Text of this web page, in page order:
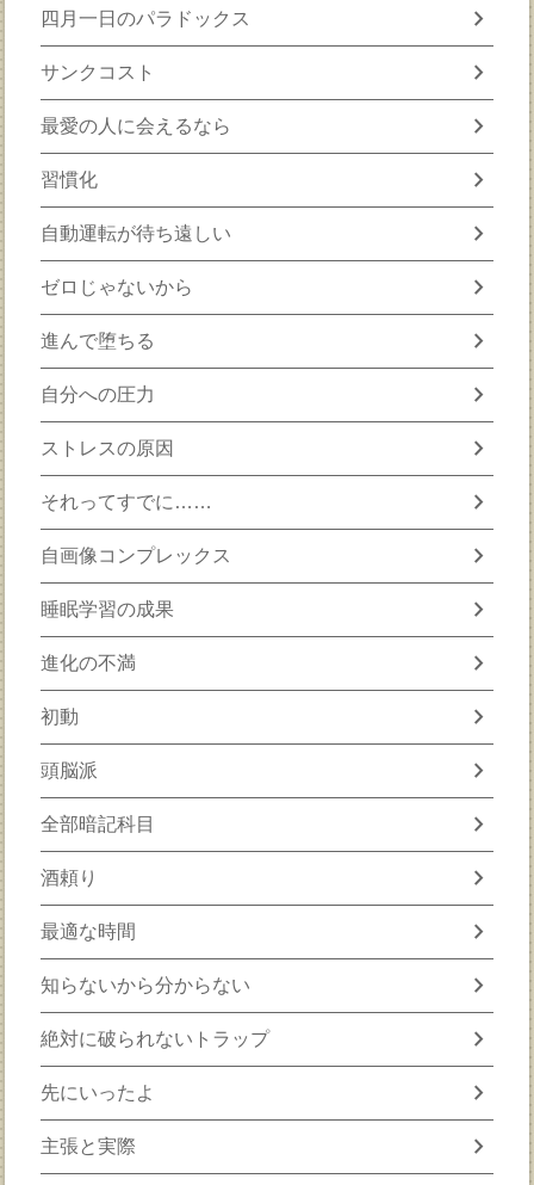
四月一日のパラドックス chevron_right
サンクコスト chevron_right
最愛の人に会えるなら chevron_right
習慣化 chevron_right
自動運転が待ち遠しい chevron_right
ゼロじゃないから chevron_right
進んで堕ちる chevron_right
自分への圧力 chevron_right
ストレスの原因 chevron_right
それってすでに…… chevron_right
自画像コンプレックス chevron_right
睡眠学習の成果 chevron_right
進化の不満 chevron_right
初動 chevron_right
頭脳派 chevron_right
全部暗記科目 chevron_right
酒頼り chevron_right
最適な時間 chevron_right
知らないから分からない chevron_right
絶対に破られないトラップ chevron_right
先にいったよ chevron_right
主張と実際
chevron_right